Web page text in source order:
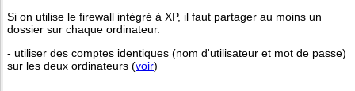
Si on utilise le firewall intégré à XP, il faut partager au moins un
dossier sur chaque ordinateur.
- utiliser des comptes identiques (nom d'utilisateur et mot de passe)
sur les deux ordinateurs (voir)